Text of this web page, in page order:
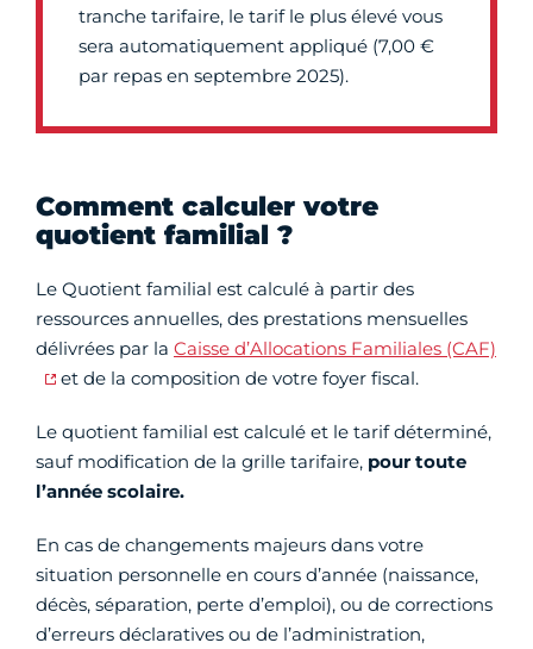
tranche tarifaire, le tarif le plus élevé vous
sera automatiquement appliqué (7,00 €
par repas en septembre 2025).
Comment calculer votre
quotient familial ?
Le Quotient familial est calculé à partir des
ressources annuelles, des prestations mensuelles
délivrées par la Caisse d’Allocations Familiales (CAF)
et de la composition de votre foyer fiscal.
Le quotient familial est calculé et le tarif déterminé,
sauf modification de la grille tarifaire, pour toute
l’année scolaire.
En cas de changements majeurs dans votre
situation personnelle en cours d’année (naissance,
décès, séparation, perte d’emploi), ou de corrections
d’erreurs déclaratives ou de l’administration,